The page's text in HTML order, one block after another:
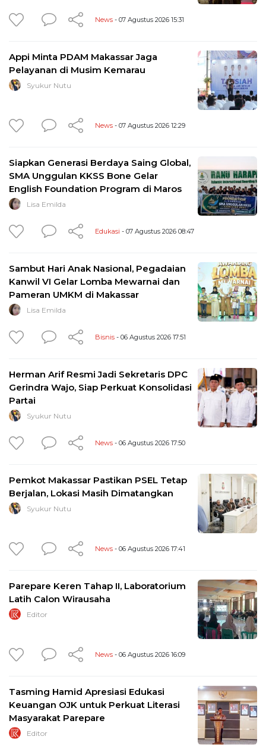
News - 07 Agustus 2026 15:31
Appi Minta PDAM Makassar Jaga
Pelayanan di Musim Kemarau
Syukur Nutu
News - 07 Agustus 2026 12:29
Siapkan Generasi Berdaya Saing Global,
SMA Unggulan KKSS Bone Gelar
English Foundation Program di Maros
Lisa Emilda
Edukasi - 07 Agustus 2026 08:47
Sambut Hari Anak Nasional, Pegadaian
Kanwil VI Gelar Lomba Mewarnai dan
Pameran UMKM di Makassar
Lisa Emilda
Bisnis - 06 Agustus 2026 17:51
Herman Arif Resmi Jadi Sekretaris DPC
Gerindra Wajo, Siap Perkuat Konsolidasi
Partai
Syukur Nutu
News - 06 Agustus 2026 17:50
Pemkot Makassar Pastikan PSEL Tetap
Berjalan, Lokasi Masih Dimatangkan
Syukur Nutu
News - 06 Agustus 2026 17:41
Parepare Keren Tahap II, Laboratorium
Latih Calon Wirausaha
Editor
News - 06 Agustus 2026 16:09
Tasming Hamid Apresiasi Edukasi
Keuangan OJK untuk Perkuat Literasi
Masyarakat Parepare
Editor